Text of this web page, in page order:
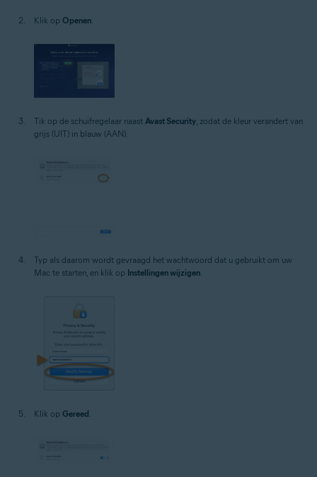
Klik op Openen.
Tik op de schuifregelaar naast Avast Security, zodat de kleur verandert van
grijs (UIT) in blauw (AAN).
Typ als daarom wordt gevraagd het wachtwoord dat u gebruikt om uw
Mac te starten, en klik op Instellingen wijzigen.
Klik op Gereed.